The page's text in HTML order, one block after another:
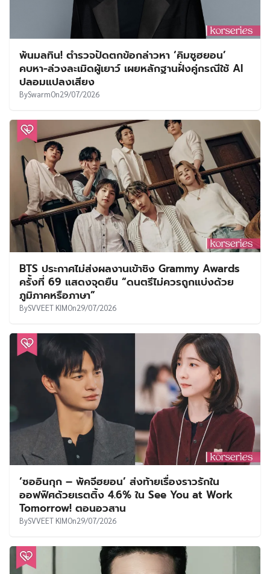
พ้นมลทิน! ตำรวจปัดตกข้อกล่าวหา ‘คิมซูฮยอน’
คบหา-ล่วงละเมิดผู้เยาว์ เผยหลักฐานฝั่งคู่กรณีใช้ AI
ปลอมแปลงเสียง
BySwarmOn29/07/2026
BTS ประกาศไม่ส่งผลงานเข้าชิง Grammy Awards
ครั้งที่ 69 แสดงจุดยืน “ดนตรีไม่ควรถูกแบ่งด้วย
ภูมิภาคหรือภาษา”
BySVVEET KIMOn29/07/2026
‘ซออินกุก – พัคจีฮยอน’ ส่งท้ายเรื่องราวรักใน
ออฟฟิศด้วยเรตติ้ง 4.6% ใน See You at Work
Tomorrow! ตอนอวสาน
BySVVEET KIMOn29/07/2026